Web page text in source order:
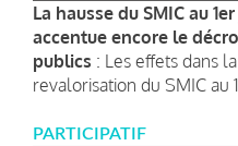
La hausse du SMIC au
accentue encore le
publics : Les effets dans
revalorisation du SMIC au
PARTICIPATIF